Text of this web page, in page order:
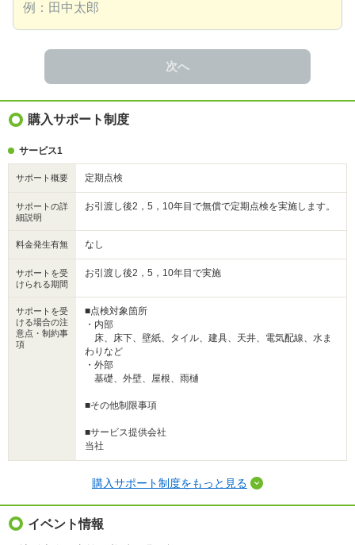
次へ
購入サポート制度
サービス1
サポート概要 定期点検
サポートの詳
細説明
お引渡し後2，5，10年目で無償で定期点検を実施します。
料金発生有無 なし
サポートを受
けられる期間
お引渡し後2，5，10年目で実施
サポートを受
ける場合の注
意点・制約事
項
■点検対象箇所
・内部
床、床下、壁紙、タイル、建具、天井、電気配線、水ま
わりなど
・外部
基礎、外壁、屋根、雨樋
■その他制限事項
■サービス提供会社
当社
購入サポート制度をもっと見る
イベント情報